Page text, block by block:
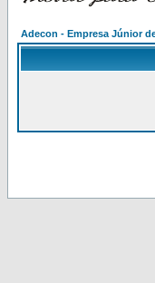
Adecon - Empresa Júnior